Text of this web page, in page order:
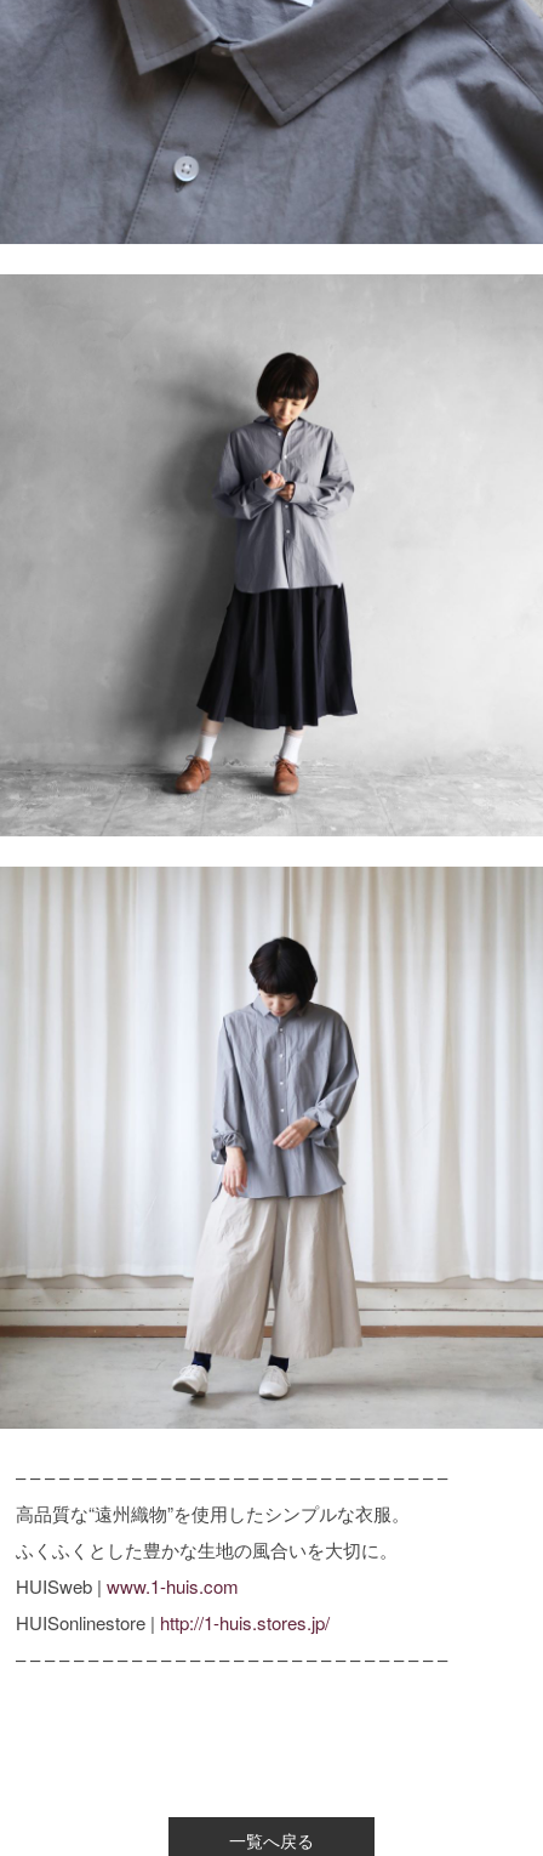
– – – – – – – – – – – – – – – – – – – – – – – – – – – – – –
高品質な“遠州織物”を使用したシンプルな衣服。
ふくふくとした豊かな生地の風合いを大切に。
HUISweb |www.1-huis.com
HUISonlinestore | http://1-huis.stores.jp/
– – – – – – – – – – – – – – – – – – – – – – – – – – – – – –
一覧へ戻る